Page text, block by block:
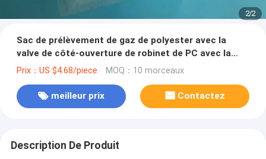
2/2
Sac de prélèvement de gaz de polyester avec la
valve de côté-ouverture de robinet de PC avec la
protection POL21_8L (sacs de septum de silicone
Prix：US $4.68/piece MOQ：10 morceaux
meilleur prix Contactez
Description De Produit